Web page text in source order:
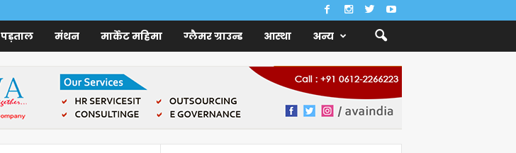
पड़ताल मंथन मार्केट महिमा ग्लैमर ग्राउन्ड आस्था अन्य